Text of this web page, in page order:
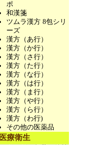
ポ
和漢箋
ツムラ漢方 8包シリ
ーズ
漢方（あ行）
漢方（か行）
漢方（さ行）
漢方（た行）
漢方（な行）
漢方（は行）
漢方（ま行）
漢方（や行）
漢方（ら行）
漢方（わ行)
その他の医薬品
医療衛生